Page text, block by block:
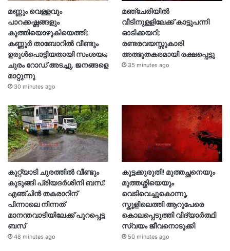
മണ്ണും വെള്ളവും
പാറക്കഷ്ണങ്ങളും
കുത്തിയൊഴുകിയെത്തി;
കണ്ണൂർ താബോറിൽ വീണ്ടും
ഉരുൾപൊട്ടിയതായി സംശയം;
ചുരം റോഡ് അടച്ചു, ജനങ്ങളെ
മാറ്റുന്നു
30 minutes ago
മഞ്ചേരിയിൽ
വീടിനുള്ളിലേക്ക് കാട്ടുപന്നി
ഓടിക്കയറി;
രണ്ടരവയസ്സുകാരി
അത്ഭുതകരമായി രക്ഷപ്പെട്ടു
35 minutes ago
കുറ്റ്യാടി ചുരത്തിൽ വീണ്ടും
കുടുങ്ങി പ്രിയദർശിനി ബസ്;
എഞ്ചിൻ തകരാറിന്
പിന്നാലെ നിന്നത്
മാനന്തവാടിയിലേക്ക് പുറപ്പെട്ട
ബസ്
48 minutes ago
കൂട്ടക്കുരുതി! മുത്തച്ഛനെയും
മുത്തശ്ശിയെയും
വെടിവെച്ചുകൊന്നു,
സ്കൂളിലെത്തി ആറുപേരെ
കൊലപ്പെടുത്തി വിദ്യാ‍ർത്ഥി
സ്വയം ജീവനൊടുക്കി
50 minutes ago